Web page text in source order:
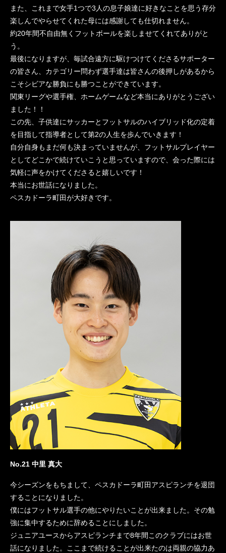
また、これまで女手1つで3人の息子娘達に好きなことを思う存分
楽しんでやらせてくれた母には感謝しても仕切れません。
約20年間不自由無くフットボールを楽しませてくれてありがと
う。
最後になりますが、毎試合遠方に駆けつけてくださるサポーター
の皆さん、カテゴリー問わず選手達は皆さんの後押しがあるから
こそシビアな勝負にも勝つことができています。
関東リーグや選手権、ホームゲームなど本当にありがとうござい
ました！！
この先、子供達にサッカーとフットサルのハイブリッド化の定着
を目指して指導者として第2の人生を歩んでいきます！
自分自身もまだ何も決まっていませんが、フットサルプレイヤー
としてどこかで続けていこうと思っていますので、会った際には
気軽に声をかけてくださると嬉しいです！
本当にお世話になりました。
ペスカドーラ町田が大好きです。
No.21 中里 真大
今シーズンをもちまして、ペスカドーラ町田アスピランチを退団
することになりました。
僕にはフットサル選手の他にやりたいことが出来ました。その勉
強に集中するために辞めることにしました。
ジュニアユースからアスピランチまで8年間このクラブにはお世
話になりました。ここまで続けることが出来たのは両親の協力あ